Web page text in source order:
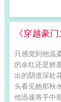
《穿越豪
只感觉到他温
的余红还是娇
出的阴道深处
头看见她那秋
他迅速将手中